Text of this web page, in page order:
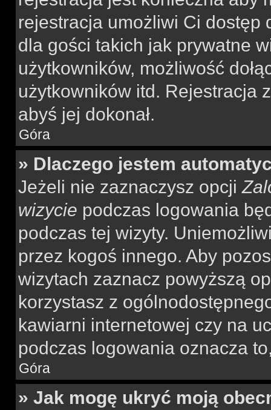
rejestracja umożliwi Ci dostęp
dla gości takich jak prywatne
użytkowników, możliwość
użytkowników itd. Rejestracja
abyś jej dokonał.
Góra
» Dlaczego jestem
Jeżeli nie zaznaczysz opcji
wizycie podczas logowania
podczas tej wizyty.
przez kogoś innego. Aby
wizytach zaznacz powyższą
korzystasz z
kawiarni internetowej czy na
podczas logowania oznacza
Góra
» Jak mogę ukryć moją